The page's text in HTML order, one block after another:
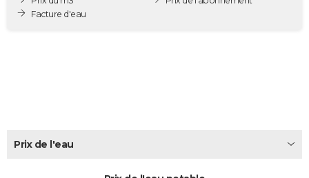
Destinations
City break
Voyage nature
Voyage de noces
Forum
Climat
PHOTOFacture d'eau
Prix de l'eau